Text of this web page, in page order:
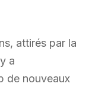
attirés par la
a
de nouveaux